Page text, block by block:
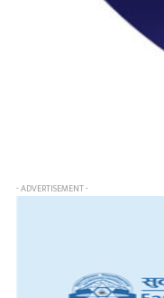
- ADVERTISEMENT -